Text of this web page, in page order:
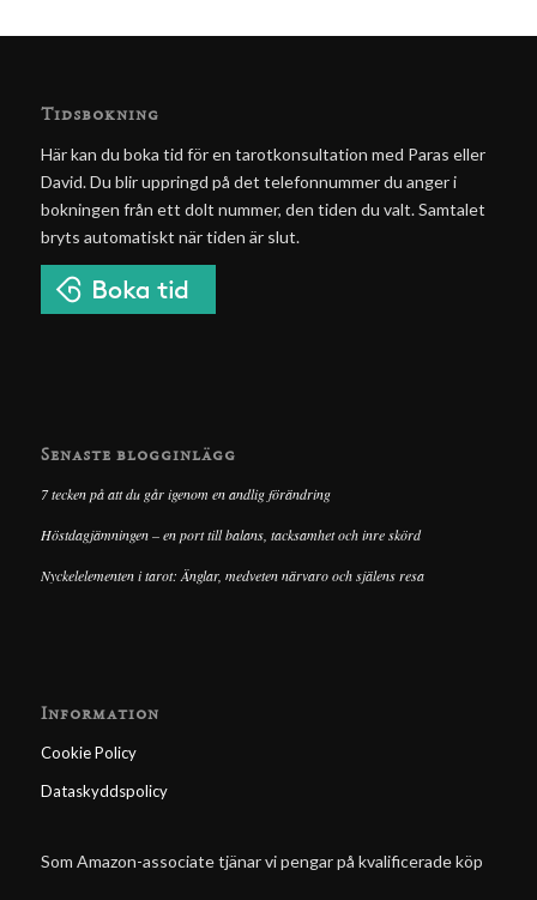
Tidsbokning
Här kan du boka tid för en tarotkonsultation med Paras eller
David. Du blir uppringd på det telefonnummer du anger i
bokningen från ett dolt nummer, den tiden du valt. Samtalet
bryts automatiskt när tiden är slut.
Senaste blogginlägg
7 tecken på att du går igenom en andlig förändring
Höstdagjämningen – en port till balans, tacksamhet och inre skörd
Nyckelelementen i tarot: Änglar, medveten närvaro och själens resa
Information
Cookie Policy
Dataskyddspolicy
Som Amazon-associate tjänar vi pengar på kvalificerade köp